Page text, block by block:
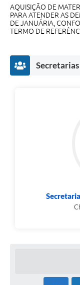
Enquete
SIC
Fotos - Eventos Oficiais
AQUISIÇÃO DE
PARA ATENDER AS
DE JANUÁRIA,
TERMO DE